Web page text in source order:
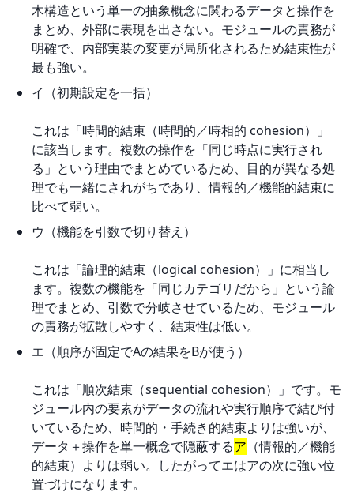
木構造という単一の抽象概念に関わるデータと操作を
まとめ、外部に表現を出さない。モジュールの責務が
明確で、内部実装の変更が局所化されるため結束性が
最も強い。
イ（初期設定を一括）
これは「時間的結束（時間的／時相的 cohesion）」
に該当します。複数の操作を「同じ時点に実行され
る」という理由でまとめているため、目的が異なる処
理でも一緒にされがちであり、情報的／機能的結束に
比べて弱い。
ウ（機能を引数で切り替え）
これは「論理的結束（logical cohesion）」に相当し
ます。複数の機能を「同じカテゴリだから」という論
理でまとめ、引数で分岐させているため、モジュール
の責務が拡散しやすく、結束性は低い。
エ（順序が固定でAの結果をBが使う）
これは「順次結束（sequential cohesion）」です。モ
ジュール内の要素がデータの流れや実行順序で結び付
いているため、時間的・手続き的結束よりは強いが、
データ＋操作を単一概念で隠蔽するア （情報的／機能
的結束）よりは弱い。したがってエはアの次に強い位
置づけになります。